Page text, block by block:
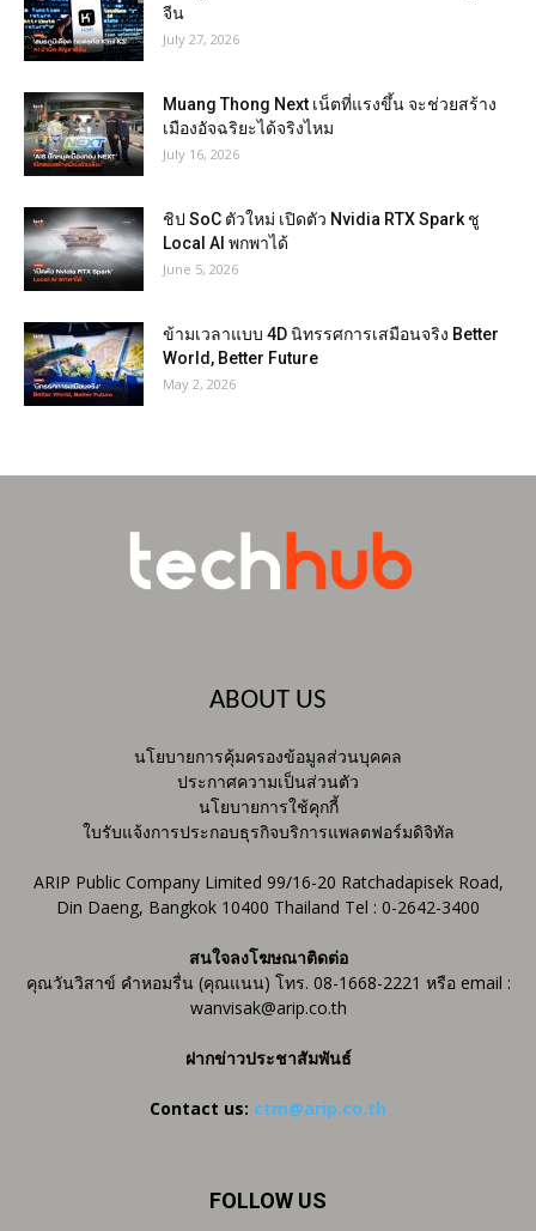
จีน
July 27, 2026
Muang Thong Next เน็ตที่แรงขึ้น จะช่วยสร้าง
เมืองอัจฉริยะได้จริงไหม
July 16, 2026
ชิป SoC ตัวใหม่ เปิดตัว Nvidia RTX Spark ชู
Local AI พกพาได้
June 5, 2026
ข้ามเวลาแบบ 4D นิทรรศการเสมือนจริง Better
World, Better Future
May 2, 2026
ABOUT US
นโยบายการคุ้มครองข้อมูลส่วนบุคคล
ประกาศความเป็นส่วนตัว
นโยบายการใช้คุกกี้
ใบรับแจ้งการประกอบธุรกิจบริการแพลตฟอร์มดิจิทัล
ARIP Public Company Limited 99/16-20 Ratchadapisek Road,
Din Daeng, Bangkok 10400 Thailand Tel : 0-2642-3400
สนใจลงโฆษณาติดต่อ
คุณวันวิสาข์ คำหอมรื่น (คุณแนน) โทร. 08-1668-2221 หรือ email :
wanvisak@arip.co.th
ฝากข่าวประชาสัมพันธ์
Contact us: ctm@arip.co.th
FOLLOW US